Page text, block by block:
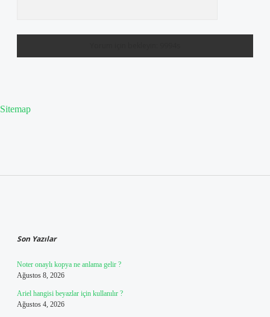
Sitemap
Son Yazılar
Noter onaylı kopya ne anlama gelir ?
Ağustos 8, 2026
Ariel hangisi beyazlar için kullanılır ?
Ağustos 4, 2026